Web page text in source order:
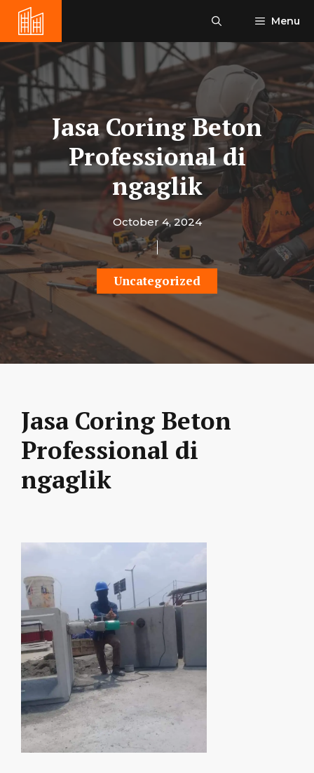
content
Menu
Jasa Coring Beton
Professional di
ngaglik
October 4, 2024
Uncategorized
Jasa Coring Beton
Professional di
ngaglik